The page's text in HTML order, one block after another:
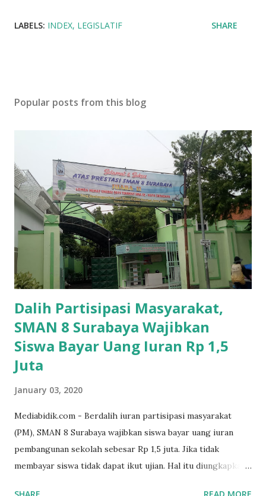
LABELS: INDEX LEGISLATIF SHARE
Popular posts from this blog
Dalih Partisipasi Masyarakat,
SMAN 8 Surabaya Wajibkan
Siswa Bayar Uang Iuran Rp 1,5
Juta
January 03, 2020
Mediabidik.com - Berdalih iuran partisipasi masyarakat
(PM), SMAN 8 Surabaya wajibkan siswa bayar uang iuran
pembangunan sekolah sebesar Rp 1,5 juta. Jika tidak
membayar siswa tidak dapat ikut ujian. Hal itu diungkapkan
SHARE READ MORE